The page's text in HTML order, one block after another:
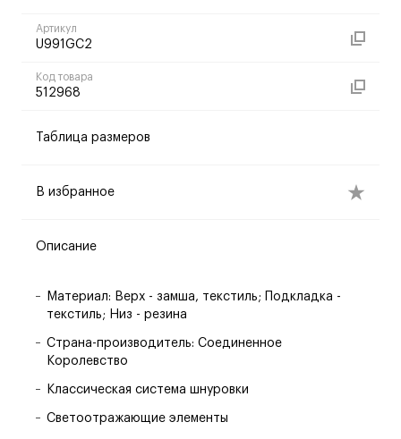
Артикул
U991GC2
Код товара
512968
Таблица размеров
В избранное
Описание
Материал: Верх - замша, текстиль; Подкладка -
текстиль; Низ - резина
Страна-производитель: Соединенное
Королевство
Классическая система шнуровки
Светоотражающие элементы